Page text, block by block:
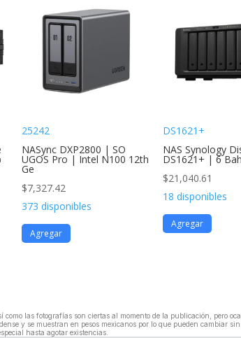
25242
NASync DXP2800 | SO
UGOS Pro | Intel N100 12th
Ge
$7,327.42
373 disponibles
Agregar
DS1621+
NAS Synology
DS1621+ | 6
$21,040.61
18 disponibles
Agregar
las fotografías son ciertas al momento de la publicación, pero
y se muestran en pesos mexicanos por lo que pueden cambiar
hasta agotar existencias.